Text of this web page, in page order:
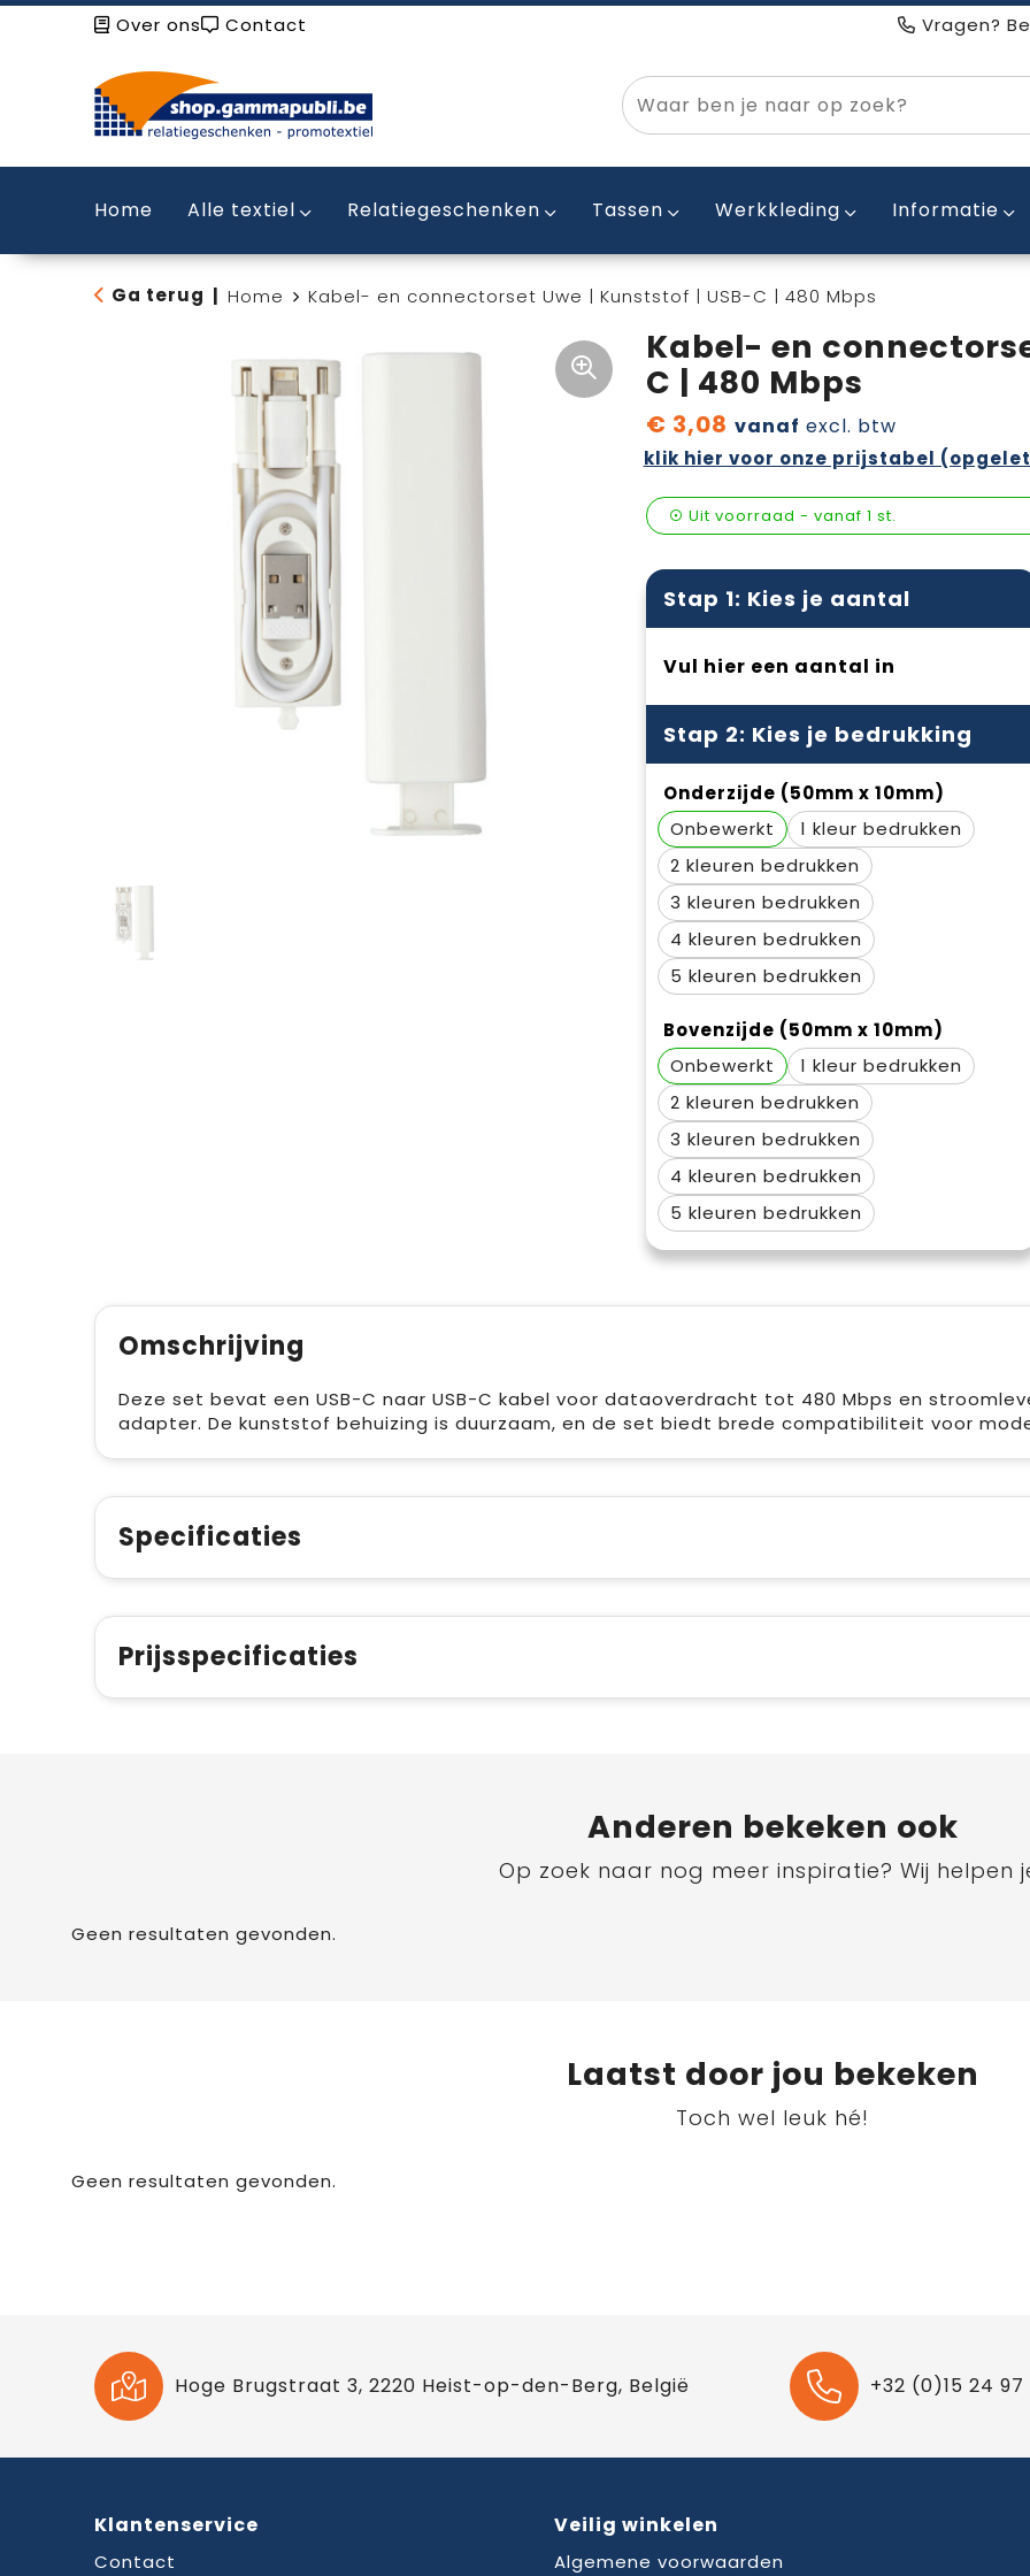
Over ons Contact Vragen?
Home Alle textiel Relatiegeschenken Tassen Werkkleding Informatie
Ga terug Home Kabel- en connectorset Uwe | Kunststof | USB-C | 480 Mbps
Kabel- en
C | 480 Mbps
€ 3,08 vanaf excl. btw
klik hier voor onze prijstabel
Uit voorraad - vanaf 1 st.
Stap 1: Kies je aantal
Vul hier een aantal in
Stap 2: Kies je bedrukking
Onderzijde (50mm x 10mm)
Onbewerkt
1
2
3
4
5
Bovenzijde (50mm x 10mm)
Onbewerkt
1
2
3
4
5
Omschrijving
Deze set bevat een USB-C naar USB-C kabel voor dataoverdracht tot 480 Mbps en
adapter. De kunststof behuizing is duurzaam, en de set biedt brede compatibiliteit voor
Specificaties
Prijsspecificaties
Anderen bekeken ook
Op zoek naar nog meer inspiratie? Wij helpen
Geen resultaten gevonden.
Laatst door jou bekeken
Toch wel leuk hé!
Geen resultaten gevonden.
Hoge Brugstraat 3, 2220 Heist-op-den-Berg, België +32 (0)15 24
Klantenservice
Contact
Veilig winkelen
Algemene voorwaarden